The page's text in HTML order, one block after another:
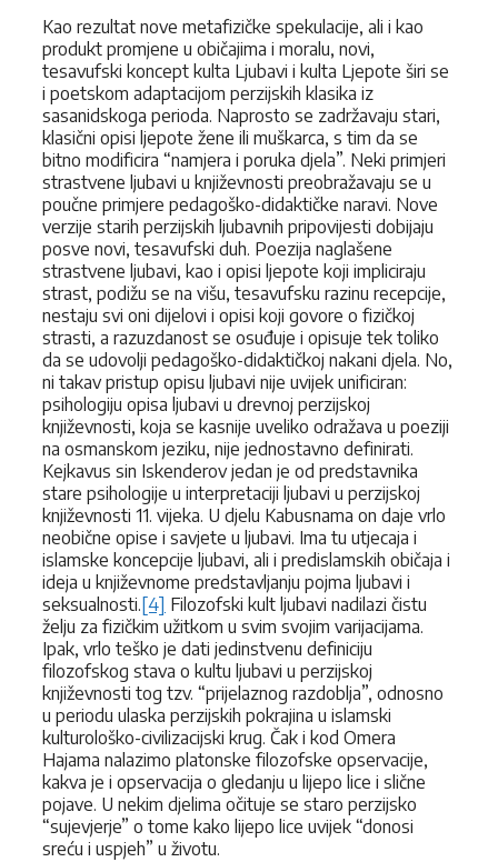
Kao rezultat nove metafizičke spekulacije, ali i kao
produkt promjene u običajima i moralu, novi,
tesavufski koncept kulta Ljubavi i kulta Ljepote širi se
i poetskom adaptacijom perzijskih klasika iz
sasanidskoga perioda. Naprosto se zadržavaju stari,
klasični opisi ljepote žene ili muškarca, s tim da se
bitno modificira “namjera i poruka djela”. Neki primjeri
strastvene ljubavi u književnosti preobražavaju se u
poučne primjere pedagoško-didaktičke naravi. Nove
verzije starih perzijskih ljubavnih pripovijesti dobijaju
posve novi, tesavufski duh. Poezija naglašene
strastvene ljubavi, kao i opisi ljepote koji impliciraju
strast, podižu se na višu, tesavufsku razinu recepcije,
nestaju svi oni dijelovi i opisi koji govore o fizičkoj
strasti, a razuzdanost se osuđuje i opisuje tek toliko
da se udovolji pedagoško-didaktičkoj nakani djela. No,
ni takav pristup opisu ljubavi nije uvijek unificiran:
psihologiju opisa ljubavi u drevnoj perzijskoj
književnosti, koja se kasnije uveliko odražava u poeziji
na osmanskom jeziku, nije jednostavno definirati.
Kejkavus sin Iskenderov jedan je od predstavnika
stare psihologije u interpretaciji ljubavi u perzijskoj
književnosti 11. vijeka. U djelu Kabusnama on daje vrlo
neobične opise i savjete u ljubavi. Ima tu utjecaja i
islamske koncepcije ljubavi, ali i predislamskih običaja i
ideja u književnome predstavljanju pojma ljubavi i
seksualnosti. [4] Filozofski kult ljubavi nadilazi čistu
želju za fizičkim užitkom u svim svojim varijacijama.
Ipak, vrlo teško je dati jedinstvenu definiciju
filozofskog stava o kultu ljubavi u perzijskoj
književnosti tog tzv. “prijelaznog razdoblja”, odnosno
u periodu ulaska perzijskih pokrajina u islamski
kulturološko-civilizacijski krug. Čak i kod Omera
Hajama nalazimo platonske filozofske opservacije,
kakva je i opservacija o gledanju u lijepo lice i slične
pojave. U nekim djelima očituje se staro perzijsko
“sujevjerje” o tome kako lijepo lice uvijek “donosi
sreću i uspjeh” u životu.